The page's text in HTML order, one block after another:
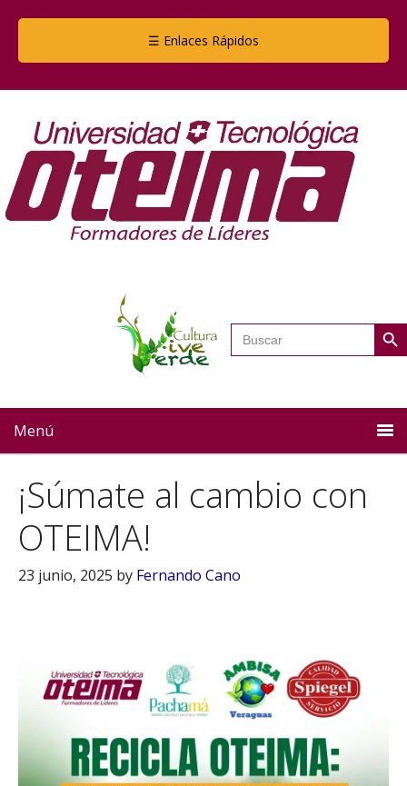
☰ Enlaces Rápidos
Buscar: Botón
Menú
¡Súmate al cambio con
OTEIMA!
23 junio, 2025 by Fernando Cano